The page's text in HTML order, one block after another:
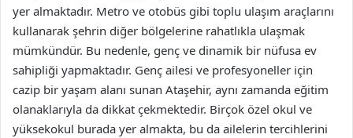
yer almaktadır. Metro ve otobüs gibi toplu ulaşım araçlarını
kullanarak şehrin diğer bölgelerine rahatlıkla ulaşmak
mümkündür. Bu nedenle, genç ve dinamik bir nüfusa ev
sahipliği yapmaktadır. Genç ailesi ve profesyoneller için
cazip bir yaşam alanı sunan Ataşehir, aynı zamanda eğitim
olanaklarıyla da dikkat çekmektedir. Birçok özel okul ve
yüksekokul burada yer almakta, bu da ailelerin tercihlerini